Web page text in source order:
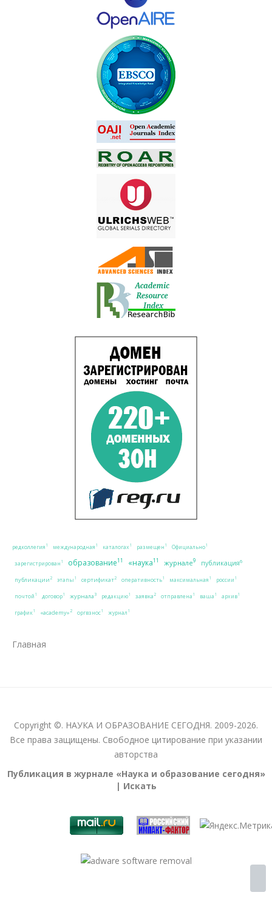
редколлегия 1 международная 1 каталогах 1 размещен 1 Официально1
зарегистрирован 1 образование11 «наука11 журнале9 публикация6
публикации2 этапы 1 сертификат2 оперативность1 максимальная 1 россии 1
почтой 1 договор1 журнала3 редакцию1 заявка2 отправлена 1 ваша 1 архив1
график1 «academy»2 оргвзнос1 журнал 1
Главная
Copyright ©. НАУКА И ОБРАЗОВАНИЕ СЕГОДНЯ. 2009-2026.
Все права защищены. Свободное цитирование при указании
авторства
Публикация в журнале «Наука и образование сегодня»
| Искать